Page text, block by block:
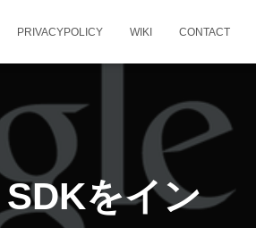
PRIVACYPOLICY WIKI CONTACT
をイン